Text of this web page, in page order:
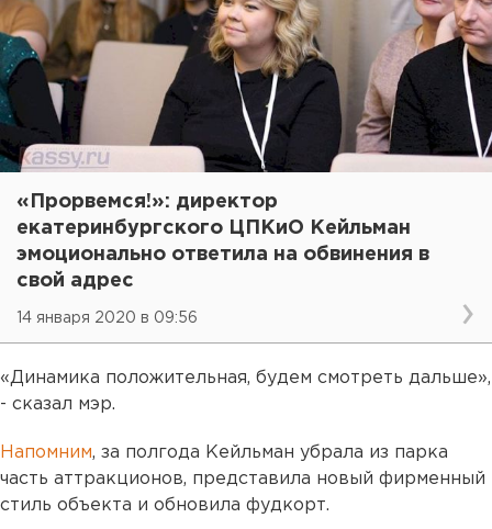
«Прорвемся!»: директор
екатеринбургского ЦПКиО Кейльман
эмоционально ответила на обвинения в
свой адрес
14 января 2020 в 09:56
«Динамика положительная, будем смотреть дальше»,
- сказал мэр.
Напомним, за полгода Кейльман убрала из парка
часть аттракционов, представила новый фирменный
стиль объекта и обновила фудкорт.